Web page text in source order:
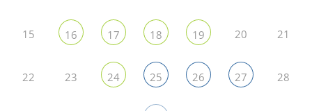
15 16 17 18 19 20 21
22 23 24 25 26 27 28